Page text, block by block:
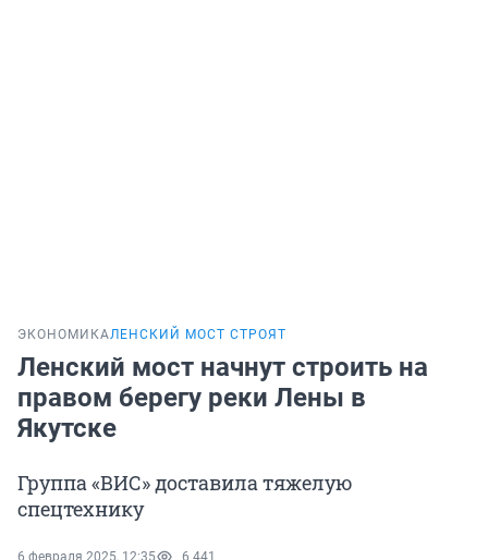
ЭКОНОМИКАЛЕНСКИЙ МОСТ СТРОЯТ
Ленский мост начнут строить на
правом берегу реки Лены в
Якутске
Группа «ВИС» доставила тяжелую
спецтехнику
6 февраля 2025, 12:35 6 441